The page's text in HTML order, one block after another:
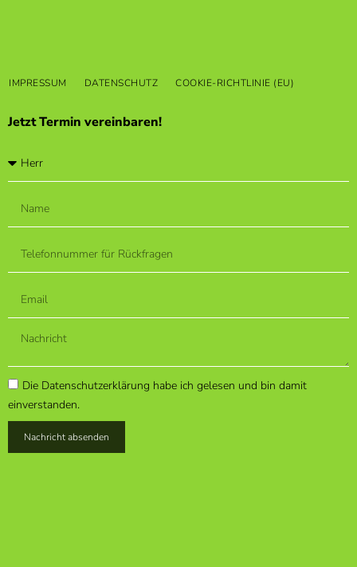
IMPRESSUM DATENSCHUTZ COOKIE-RICHTLINIE (EU)
Jetzt Termin vereinbaren!
Die Datenschutzerklärung habe ich gelesen und bin damit
einverstanden.
Nachricht absenden